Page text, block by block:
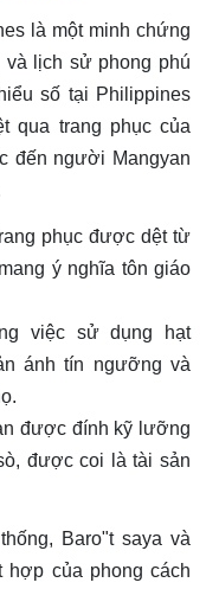
là một minh chứng
lịch sử phong phú
số tại Philippines
qua trang phục của
đến người Mangyan
phục được dệt từ
ý nghĩa tôn giáo
việc sử dụng hạt
ánh tín ngưỡng và
được đính kỹ lưỡng
được coi là tài sản
Baro"t saya và
hợp của phong cách